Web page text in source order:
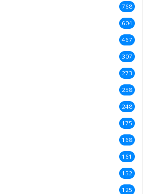
768
604
467
307
273
258
248
175
168
161
152
125